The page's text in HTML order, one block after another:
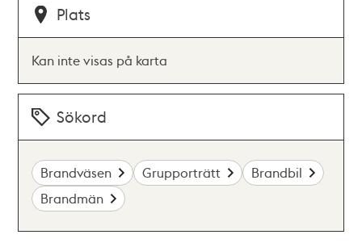
Plats
Kan inte visas på karta
Sökord
Brandväsen Grupporträtt
Brandbil
Brandmän